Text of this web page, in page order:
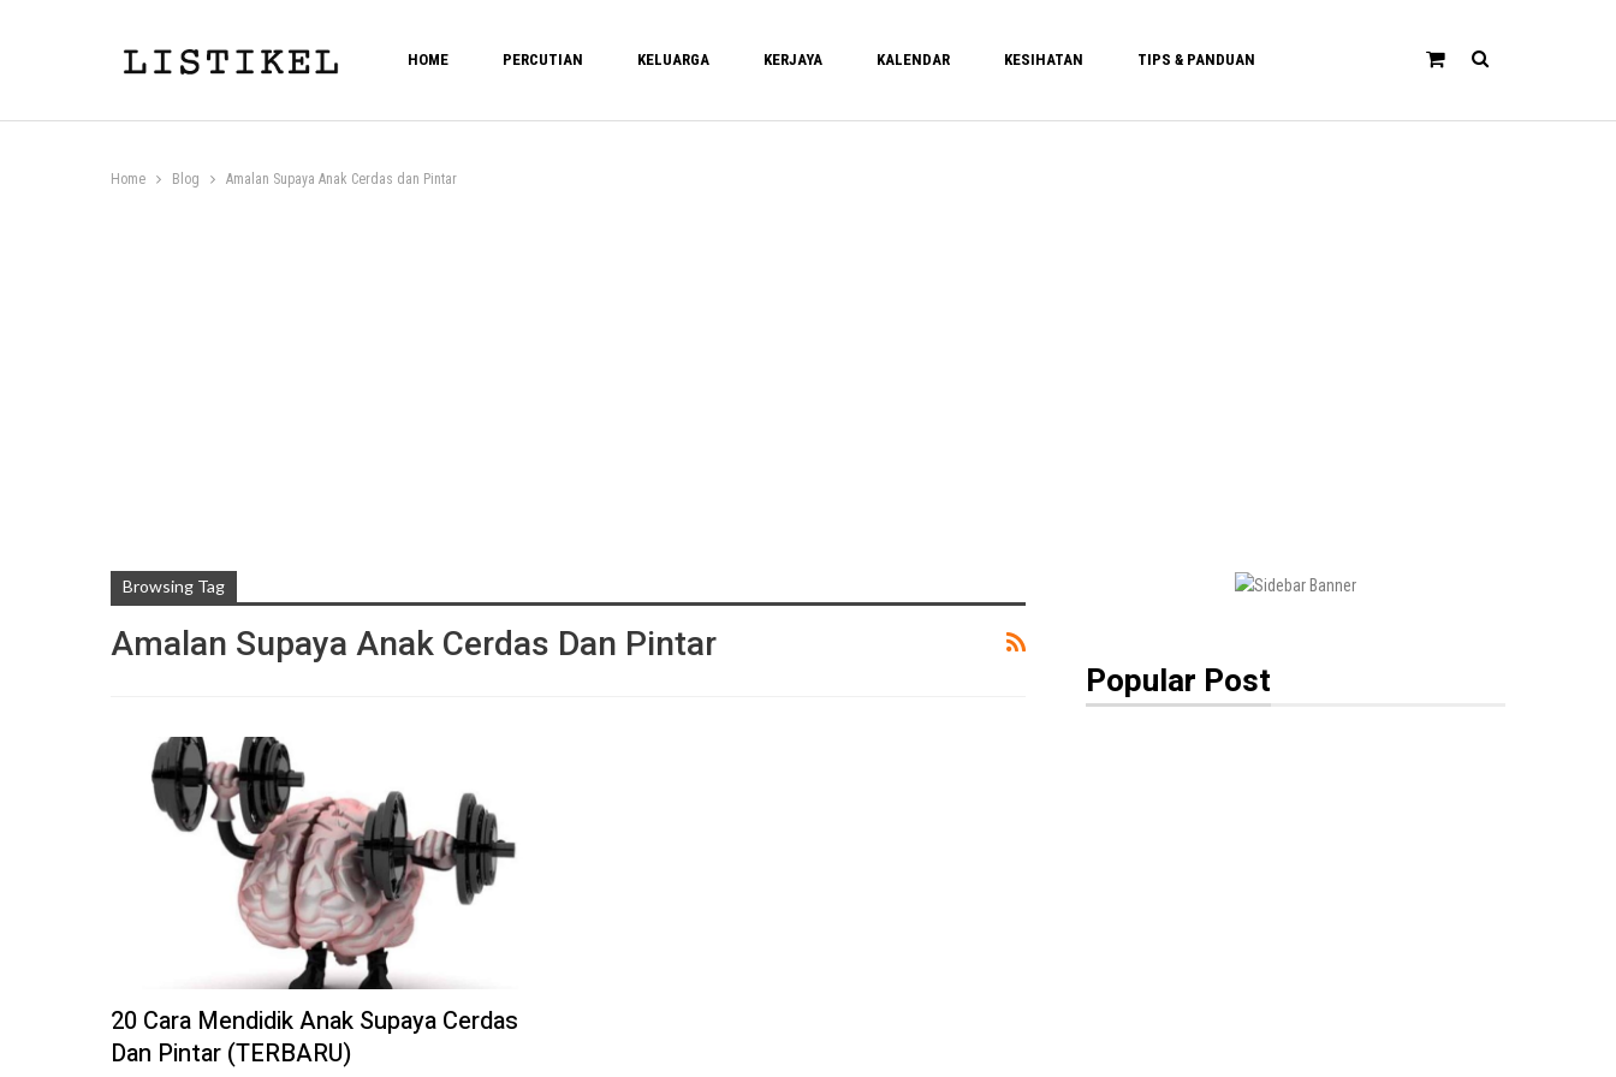
HOME PERCUTIAN KELUARGA KERJAYA KALENDAR KESIHATAN TIPS & PANDUAN
Home Blog Amalan Supaya Anak Cerdas dan Pintar
Browsing Tag
Amalan Supaya Anak Cerdas Dan Pintar
20 Cara Mendidik Anak Supaya Cerdas
Dan Pintar (TERBARU)
Popular Post